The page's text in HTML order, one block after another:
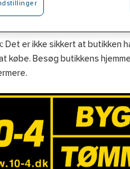
Det er ikke sikkert at butikken
købe. Besøg butikkens